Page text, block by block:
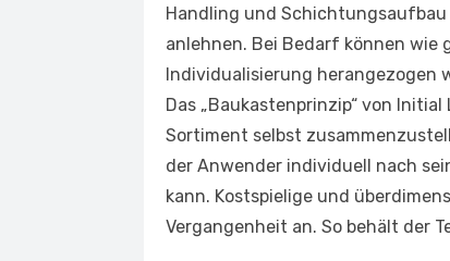
Handling und
anlehnen. Bei Bedarf können wie
Individualisierung herangezogen
Das „Baukastenprinzip“ von
Sortiment selbst
der Anwender individuell nach
kann. Kostspielige und
Vergangenheit an. So behält der